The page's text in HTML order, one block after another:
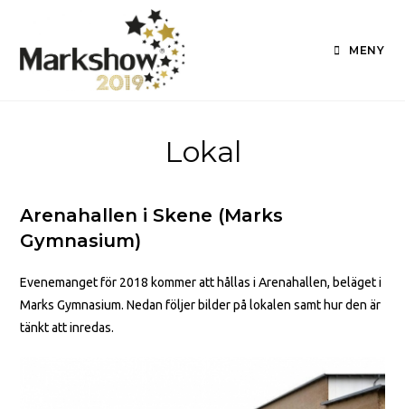
MENY
Lokal
Arenahallen i Skene (Marks
Gymnasium)
Evenemanget för 2018 kommer att hållas i Arenahallen, beläget i
Marks Gymnasium. Nedan följer bilder på lokalen samt hur den är
tänkt att inredas.